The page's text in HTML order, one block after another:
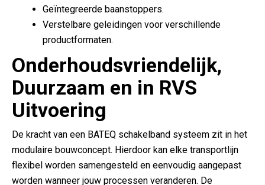
Geïntegreerde baanstoppers.
Verstelbare geleidingen voor verschillende
productformaten.
Onderhoudsvriendelijk,
Duurzaam en in RVS
Uitvoering
De kracht van een BATEQ schakelband systeem zit in het
modulaire bouwconcept. Hierdoor kan elke transportlijn
flexibel worden samengesteld en eenvoudig aangepast
worden wanneer jouw processen veranderen. De